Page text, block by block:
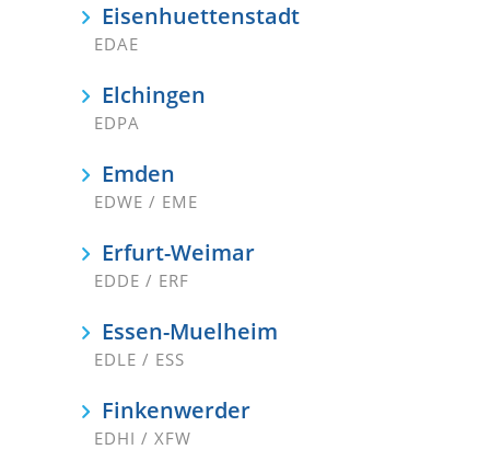
Eisenhuettenstadt
EDAE
Elchingen
EDPA
Emden
EDWE / EME
Erfurt-Weimar
EDDE / ERF
Essen-Muelheim
EDLE / ESS
Finkenwerder
EDHI / XFW